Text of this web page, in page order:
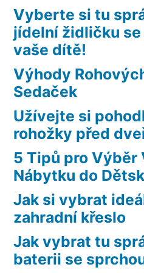
Vyberte si tu
jídelní židličku
vaše dítě!
Výhody
Sedaček
Užívejte si
rohožky před
5 Tipů pro Výběr
Nábytku do
Jak si vybrat
zahradní křeslo
Jak vybrat tu
baterii se